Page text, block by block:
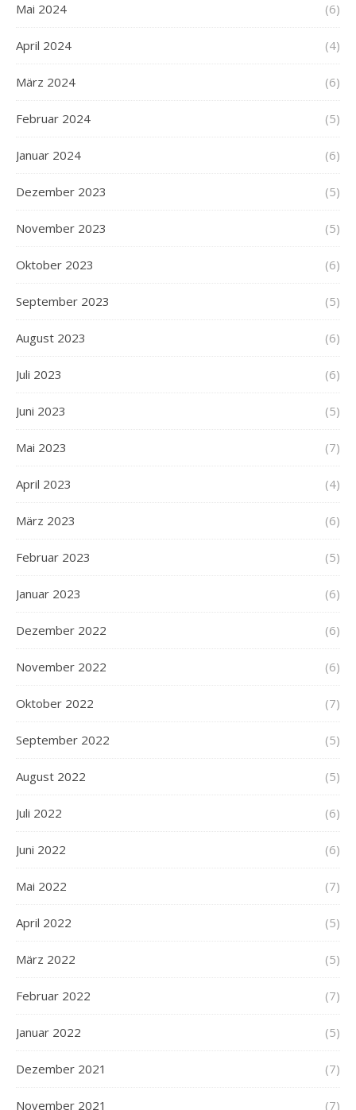
Mai 2024 (6)
April 2024 (4)
März 2024 (6)
Februar 2024 (5)
Januar 2024 (6)
Dezember 2023 (5)
November 2023 (5)
Oktober 2023 (6)
September 2023 (5)
August 2023 (6)
Juli 2023 (6)
Juni 2023 (5)
Mai 2023 (7)
April 2023 (4)
März 2023 (6)
Februar 2023 (5)
Januar 2023 (6)
Dezember 2022 (6)
November 2022 (6)
Oktober 2022 (7)
September 2022 (5)
August 2022 (5)
Juli 2022 (6)
Juni 2022 (6)
Mai 2022 (7)
April 2022 (5)
März 2022 (5)
Februar 2022 (7)
Januar 2022 (5)
Dezember 2021 (7)
November 2021 (7)